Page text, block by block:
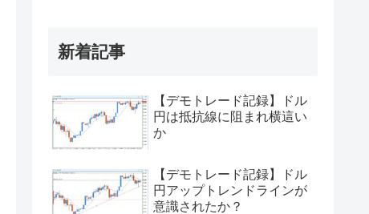
新着記事
【デモトレード記録】ドル
円は抵抗線に阻まれ横這い
か
【デモトレード記録】ドル
円アップトレンドラインが
意識されたか？